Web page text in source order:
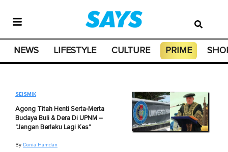
NEWS LIFESTYLE CULTURE PRIME
SEISMIK
Agong Titah Henti Serta-Merta
Budaya Buli & Dera Di UPNM –
"Jangan Berlaku Lagi Kes"
By Dania Hamdan